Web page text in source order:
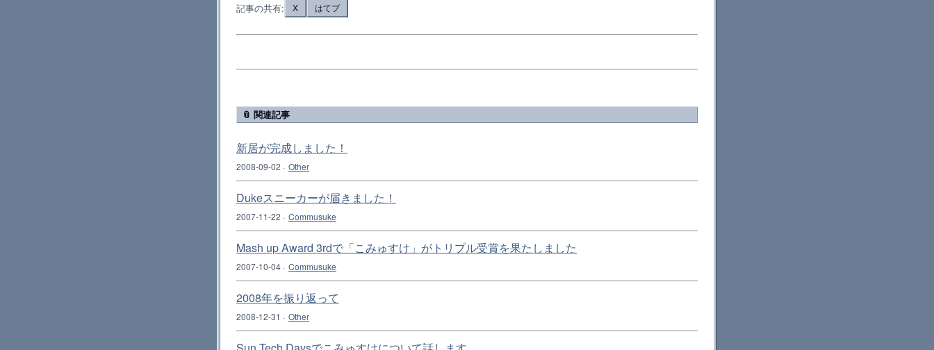
記事の共有: X はてブ
📎 関連記事
新居が完成しました！
2008-09-02 · Other
Dukeスニーカーが届きました！
2007-11-22 · Commusuke
Mash up Award 3rdで「こみゅすけ」がトリプル受賞を果たしました
2007-10-04 · Commusuke
2008年を振り返って
2008-12-31 · Other